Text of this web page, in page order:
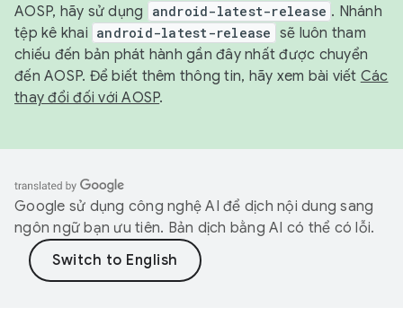
AOSP, hãy sử dụng
android-latest-release . Nhánh
tệp kê khai android-latest-release sẽ luôn tham
chiếu đến bản phát hành gần đây nhất được chuyển
đến AOSP. Để biết thêm thông tin, hãy xem bài viết Các
thay đổi đối với AOSP.
Google sử dụng công nghệ AI để dịch nội dung sang
ngôn ngữ bạn ưu tiên. Bản dịch bằng AI có thể có lỗi.